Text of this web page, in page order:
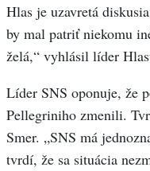
Hlas je uzavretá
by mal patriť niekomu
želá,“ vyhlásil líder
Líder SNS oponuje, že
Pellegriniho zmenili.
Smer. „SNS má
tvrdí, že sa situácia